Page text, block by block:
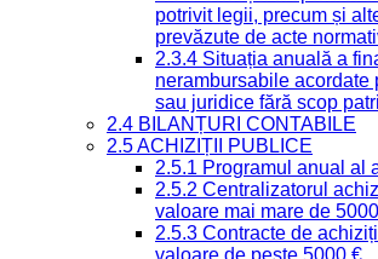
potrivit legii, precum și
prevăzute de acte
2.3.4 Situația anuală a
nerambursabile acordate
sau juridice fără scop
2.4 BILANȚURI CONTABILE
2.5 ACHIZIȚII PUBLICE
2.5.1 Programul anual al
2.5.2 Centralizatorul
valoare mai mare de
2.5.3 Contracte de
valoare de peste 5000 €